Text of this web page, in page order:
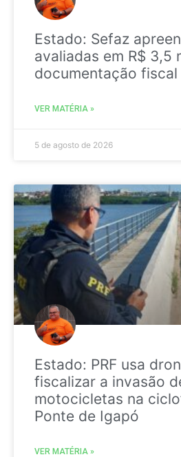
Estado: Sefaz
avaliadas em R$ 3,5
documentação fiscal
VER MATÉRIA »
5 de agosto de 2026
Estado: PRF usa
fiscalizar a invasão
motocicletas na
Ponte de Igapó
VER MATÉRIA »